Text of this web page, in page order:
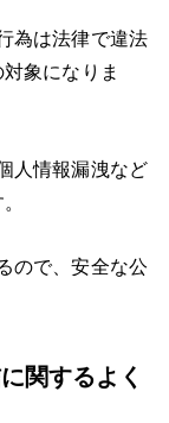
為は法律で違法
象になりま
人情報漏洩など
ので、安全な公
関するよく